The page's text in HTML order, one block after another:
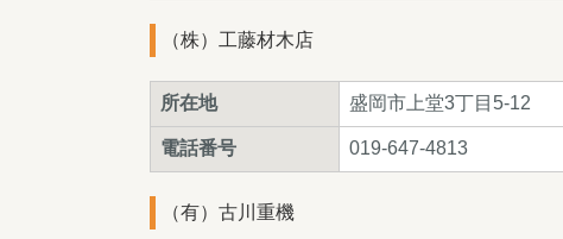
（株）工藤材木店
所在地 盛岡市上堂3丁目5-12
電話番号 019-647-4813
（有）古川重機